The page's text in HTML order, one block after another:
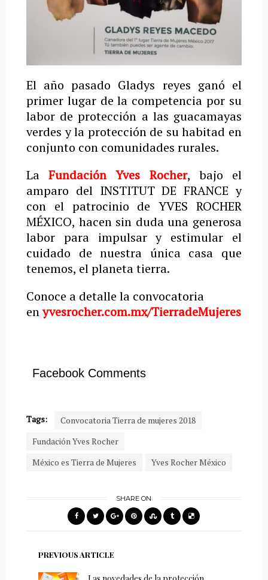
El año pasado Gladys reyes ganó el
primer lugar de la competencia por su
labor de protección a las guacamayas
verdes y la protección de su habitad en
conjunto con comunidades rurales.
LaFundación Yves Rocher, bajo el
amparo del INSTITUT DE FRANCE y
con el patrocinio de YVES ROCHER
MÉXICO, hacen sin duda una generosa
labor para impulsar y estimular el
cuidado de nuestra única casa que
tenemos, el planeta tierra.
Conoce a detalle la convocatoria
enyvesrocher.com.mx/TierradeMujeres
Facebook Comments
Tags:
Convocatoria Tierra de mujeres 2018
Fundación Yves Rocher
México es Tierra de Mujeres
Yves Rocher México
SHARE ON
PREVIOUS ARTICLE